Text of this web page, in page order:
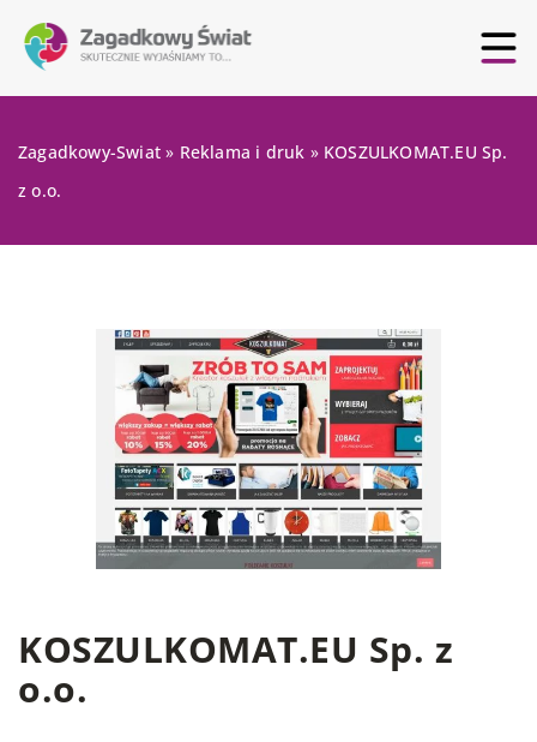
Zagadkowy-Swiat » Reklama i druk » KOSZULKOMAT.EU Sp.
z o.o.
KOSZULKOMAT.EU Sp. z
o.o.